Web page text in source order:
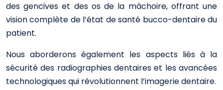
des gencives et des os de la mâchoire, offrant une
vision complète de l’état de santé bucco-dentaire du
patient.
Nous aborderons également les aspects liés à la
sécurité des radiographies dentaires et les avancées
technologiques qui révolutionnent l’imagerie dentaire.